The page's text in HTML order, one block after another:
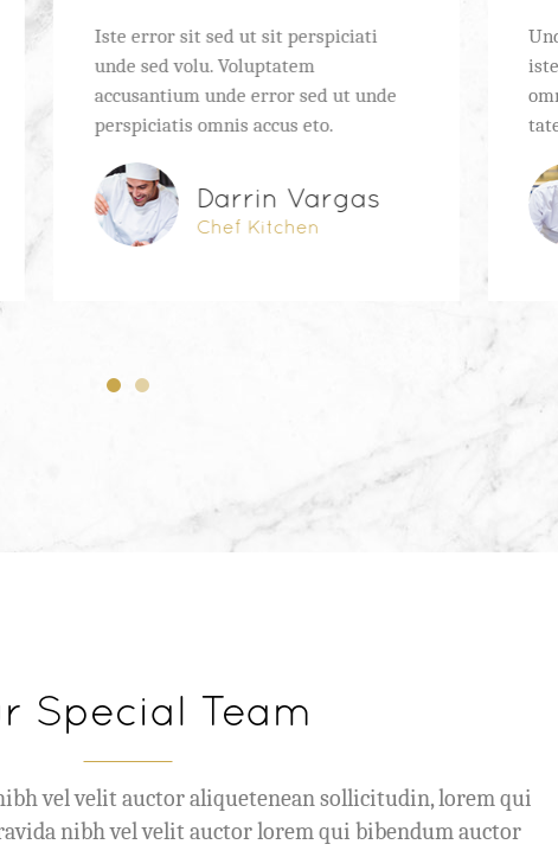
error sit sed ut sit perspiciati
sed volu. Voluptatem
unde error sed ut unde
omnis accus eto.
Darrin Vargas
Chef Kitchen
Unde sed ut iste
iste natus error
omnis accus
Chef
Special Team
vel velit auctor aliquetenean sollicitudin, lorem qui
nibh vel velit auctor lorem qui bibendum auctor